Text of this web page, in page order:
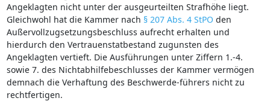
Angeklagten nicht unter der ausgeurteilten Strafhöhe liegt.
Gleichwohl hat die Kammer nach § 207 Abs. 4 StPO den
Außervollzugsetzungsbeschluss aufrecht erhalten und
hierdurch den Vertrauenstatbestand zugunsten des
Angeklagten vertieft. Die Ausführungen unter Ziffern 1.-4.
sowie 7. des Nichtabhilfebeschlusses der Kammer vermögen
demnach die Verhaftung des Beschwerde-führers nicht zu
rechtfertigen.